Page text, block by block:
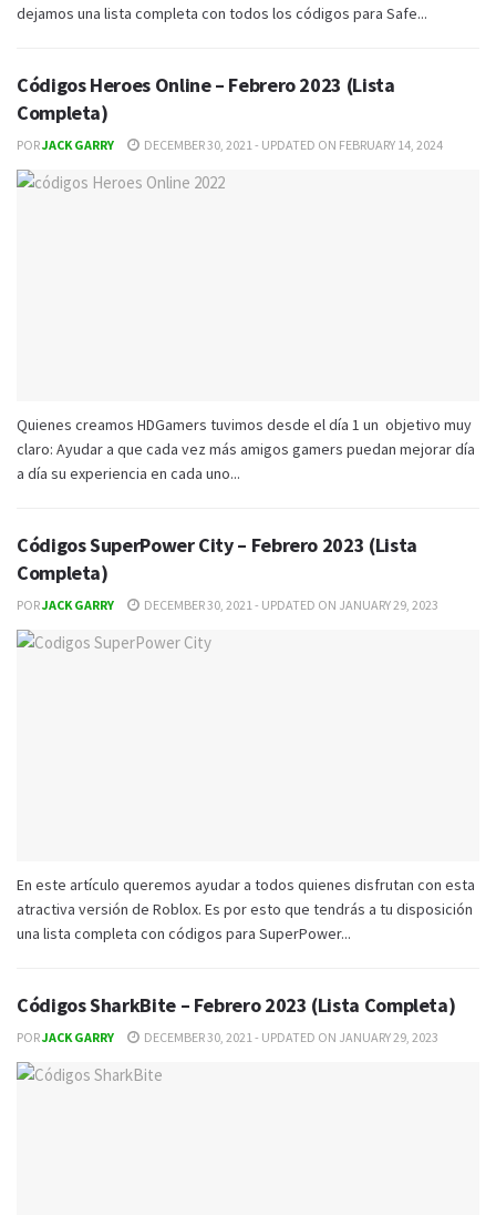
dejamos una lista completa con todos los códigos para Safe...
Códigos Heroes Online – Febrero 2023 (Lista
Completa)
PORJACK GARRY DECEMBER 30, 2021 - UPDATED ON FEBRUARY 14, 2024
Quienes creamos HDGamers tuvimos desde el día 1 un objetivo muy
claro: Ayudar a que cada vez más amigos gamers puedan mejorar día
a día su experiencia en cada uno...
Códigos SuperPower City – Febrero 2023 (Lista
Completa)
PORJACK GARRY DECEMBER 30, 2021 - UPDATED ON JANUARY 29, 2023
En este artículo queremos ayudar a todos quienes disfrutan con esta
atractiva versión de Roblox. Es por esto que tendrás a tu disposición
una lista completa con códigos para SuperPower...
Códigos SharkBite – Febrero 2023 (Lista Completa)
PORJACK GARRY DECEMBER 30, 2021 - UPDATED ON JANUARY 29, 2023